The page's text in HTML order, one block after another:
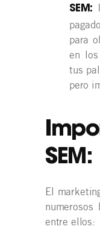
SEM:
para
en los
tus
pero
SEM:
El
numerosos
entre ellos: